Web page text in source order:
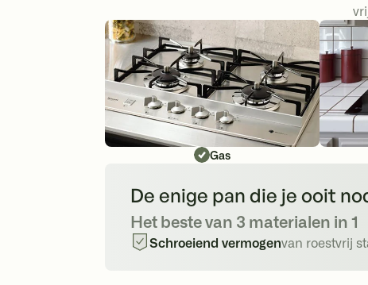
Gas
De enige pan die je ooit
Het beste van 3 materialen in 1
Schroeiend vermogenvan roestvrij